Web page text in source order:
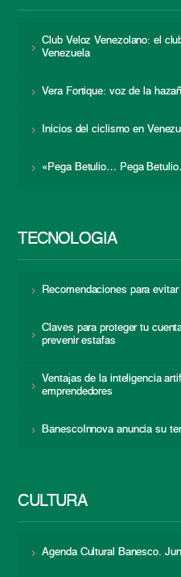
Club Veloz Venezolano: el
Venezuela
Vera Fortique: voz de la
Inicios del ciclismo en
«Pega Betulio… Pega
TECNOLOGÍA
Recomendaciones para
Claves para proteger tu
prevenir estafas
Ventajas de la inteligencia
emprendedores
BanescoInnova anuncia su
CULTURA
Agenda Cultural Banesco.